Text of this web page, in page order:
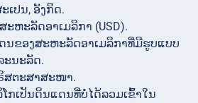
ະເປນ, ອັງກິດ.
ະຫະລັດອາເມລິກາ (USD).
ນຂອງສະຫະລັດອາເມລິກາທີ່ມີຮູບແບບ
ະນະລັດ.
ສຕະສາສະໜາ.
ໂກເປັນດິນແດນທີ່ບໍ່ໄດ້ລວມເຂົ້າໃນ